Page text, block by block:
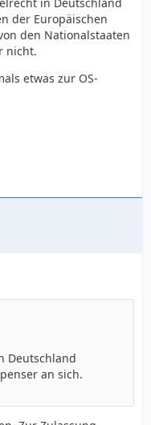
der Europäischen
den Nationalstaaten
nicht.
etwas zur OS-
Deutschland
an sich.